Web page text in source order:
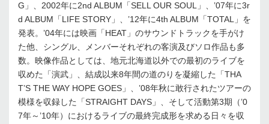
G」、2002年に2nd ALBUM「SELL OUR SOUL」、’07年に3r
d ALBUM「LIFE STORY」、’12年に4th ALBUM「TOTAL」を
発表。’04年には映画「HEAT」のサウンドトラックを手がけ
た他、シングル、メンバーそれぞれの客演及びソロ作品も多
数。映像作品としては、地元北海道以外での最初のライブを
収めた「演武」、結成以来8年間の道のりを凝縮した「THA
T’S THE WAY HOPE GOES」、’08年秋に敢行されたツアーの
模様を収録した「STRAIGHT DAYS」、そして活動第3期（’0
7年～’10年）におけるライブの最終完成形を求める日々を収